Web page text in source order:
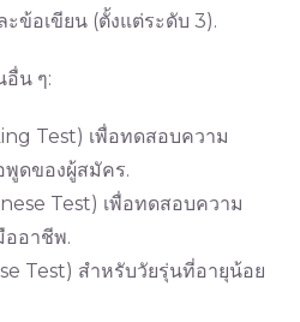
ข้อเขียน (ตั้งแต่ระดับ 3).
อื่น ๆ:
Test) เพื่อทดสอบความ
ดของผู้สมัคร.
Test) เพื่อทดสอบความ
ออาชีพ.
Test) สำหรับวัยรุ่นที่อายุน้อย